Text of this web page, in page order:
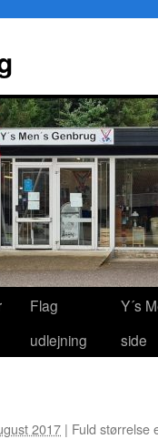
Flag
udlejning
Y´s
side
2017 | Fuld størrelse